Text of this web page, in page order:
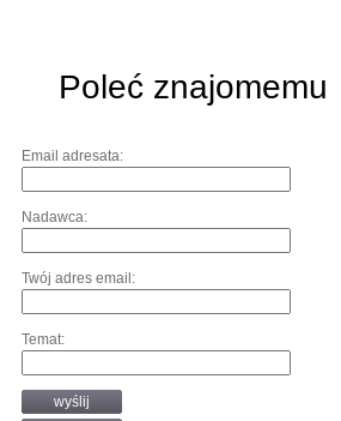
Poleć znajomemu
Email adresata:
Nadawca:
Twój adres email:
Temat:
wyślij